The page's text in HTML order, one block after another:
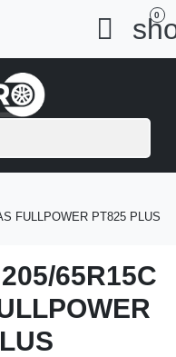
 0
FULLPOWER PT825 PLUS
65R15C